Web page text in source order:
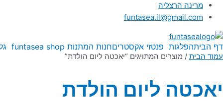
מרינה הרצליה
funtasea.il@gmail.com
דף הביתהפלגות פנטזי אקסטריםחנות המתנות funtasea shop
עמוד הבית / מוצרים המתויגים “יאכטה ליום הולדת”
יאכטה ליום הולדת